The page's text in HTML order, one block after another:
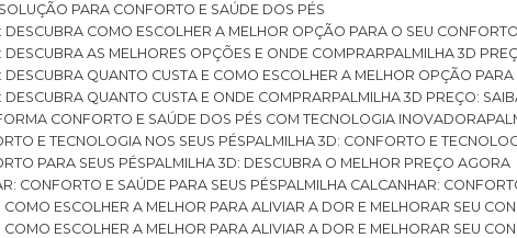
PARA CONFORTO E SAÚDE DOS PÉS
DESCUBRA COMO ESCOLHER A MELHOR OPÇÃO PARA O SEU CONFORTO
DESCUBRA AS MELHORES OPÇÕES E ONDE COMPRAR
PALMILHA 3D
DESCUBRA QUANTO CUSTA E COMO ESCOLHER A MELHOR OPÇÃO
DESCUBRA QUANTO CUSTA E ONDE COMPRAR
PALMILHA 3D PREÇO:
CONFORTO E SAÚDE DOS PÉS COM TECNOLOGIA INOVADORA
E TECNOLOGIA NOS SEUS PÉS
PALMILHA 3D: CONFORTO E
PARA SEUS PÉS
PALMILHA 3D: DESCUBRA O MELHOR PREÇO AGORA
CONFORTO E SAÚDE PARA SEUS PÉS
PALMILHA CALCANHAR:
COMO ESCOLHER A MELHOR PARA ALIVIAR A DOR E MELHORAR SEU
COMO ESCOLHER A MELHOR PARA ALIVIAR A DOR E MELHORAR SEU